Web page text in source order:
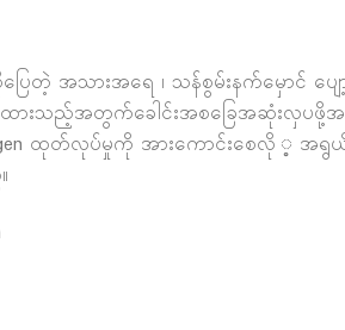
ပြေတဲ့ အသားအရေ ၊ သန်စွမ်းနက်မှောင် ပ
းသည့်အတွက်ခေါင်းအစခြေအဆုံးလှပဖို့အတွ
ထုတ်လုပ်မှုကို အားကောင်းစေလို ့ အ